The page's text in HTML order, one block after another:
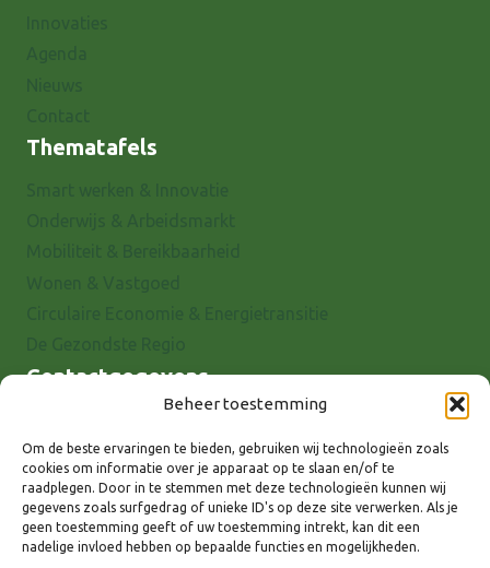
Beheer toestemming
Om de beste ervaringen te bieden, gebruiken wij technologieën zoals
cookies om informatie over je apparaat op te slaan en/of te
raadplegen. Door in te stemmen met deze technologieën kunnen wij
gegevens zoals surfgedrag of unieke ID's op deze site verwerken. Als je
geen toestemming geeft of uw toestemming intrekt, kan dit een
nadelige invloed hebben op bepaalde functies en mogelijkheden.
Thematafels
Contactgegevens
7001 EX Doetinchem
E-mail: info@8rhk.nl
Telefoonnummers
Privacyverklaring